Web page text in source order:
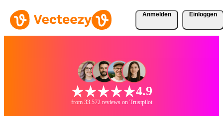
Anmelden Einloggen
4.9
from 33.572 reviews on Trustpilot